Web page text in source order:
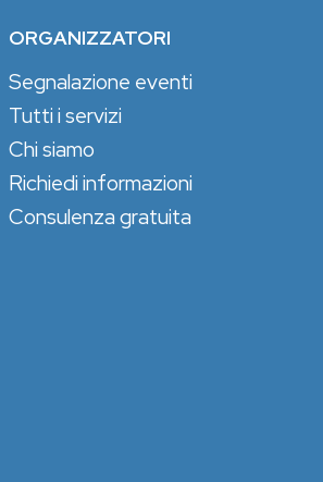
ORGANIZZATORI
Segnalazione eventi
Tutti i servizi
Chi siamo
Richiedi informazioni
Consulenza gratuita